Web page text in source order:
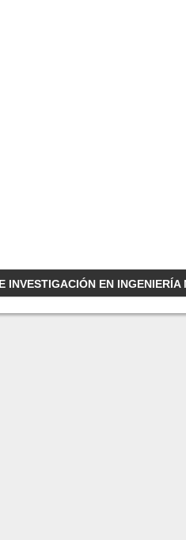
INVESTIGACIÓN EN